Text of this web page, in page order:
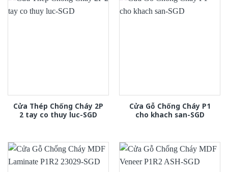
Cửa Thép Chống Cháy 2P
2 tay co thuy luc-SGD
Cửa Gỗ Chống Cháy P1
cho khach san-SGD